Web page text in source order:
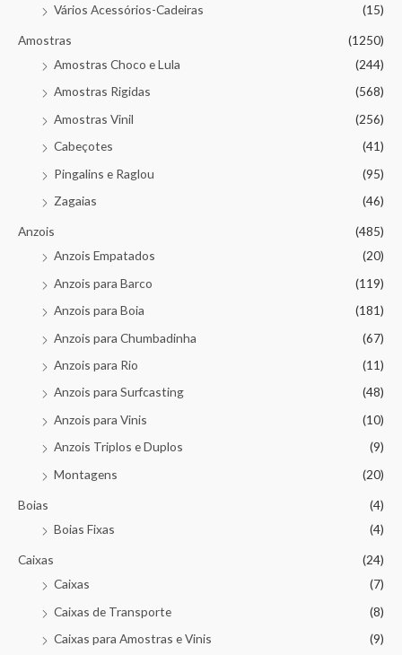
Vários Acessórios-Cadeiras
(15)
Amostras
(1250)
Amostras Choco e Lula
(244)
Amostras Rigidas
(568)
Amostras Vinil
(256)
Cabeçotes
(41)
Pingalins e Raglou
(95)
Zagaias
(46)
Anzois
(485)
Anzois Empatados
(20)
Anzois para Barco
(119)
Anzois para Boia
(181)
Anzois para Chumbadinha
(67)
Anzois para Rio
(11)
Anzois para Surfcasting
(48)
Anzois para Vinis
(10)
Anzois Triplos e Duplos
(9)
Montagens
(20)
Boias
(4)
Boias Fixas
(4)
Caixas
(24)
Caixas
(7)
Caixas de Transporte
(8)
Caixas para Amostras e Vinis
(9)